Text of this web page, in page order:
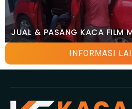
JUAL & PASANG KACA FILM
INFORMASI